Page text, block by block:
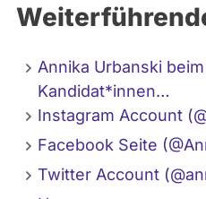
Annika Urbanski beim
Kandidat*innen…
Instagram Account
Facebook Seite
Twitter Account